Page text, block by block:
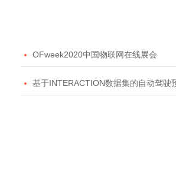
 OFweek2020中国物联网在线展会
 基于INTERACTION数据集的自动驾驶预测模型挑